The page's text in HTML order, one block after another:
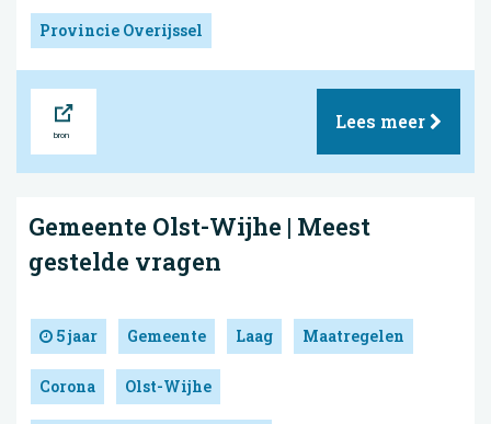
Provincie Overijssel
Lees meer
Gemeente Olst-Wijhe | Meest
gestelde vragen
5 jaar Gemeente Laag Maatregelen
Corona Olst-Wijhe